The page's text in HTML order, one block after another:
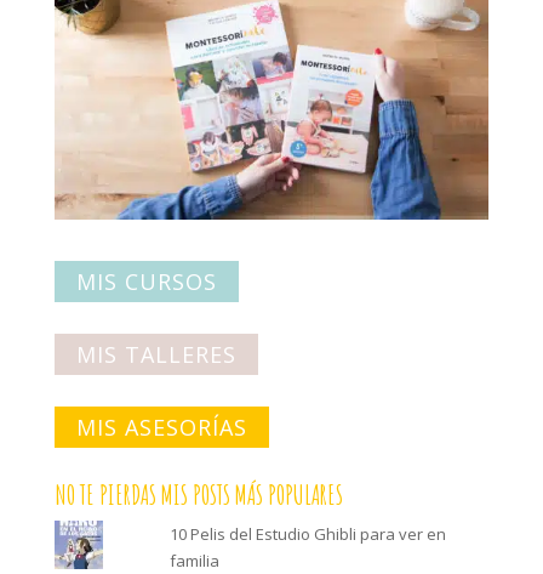
MIS CURSOS
MIS TALLERES
MIS ASESORÍAS
NO TE PIERDAS MIS POSTS MÁS POPULARES
10 Pelis del Estudio Ghibli para ver en
familia